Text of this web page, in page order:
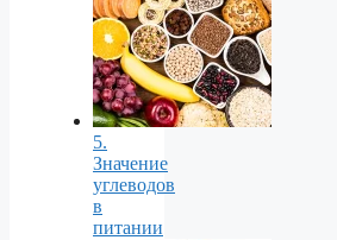
5.
Значение
углеводов
в
питании